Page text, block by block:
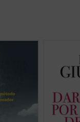
el que
2004) es el
dedicado a las
Giussani en los
Fraternidad de